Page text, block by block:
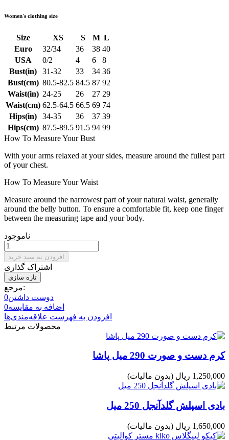
Women's clothing size
Size XS S M L
Euro
32/34 36 38 40
USA
0/2 4 6
8
Bust(in)
31-32 33 34 36
Bust(cm) 80.5-82.5 84.5 87 92
Waist(in) 24-25 26 27 29
Waist(cm) 62.5-64.5 66.5 69 74
Hips(in)
34-35 36 37 39
Hips(cm) 87.5-89.5 91.5 94 99
How To Measure Your Bust
With your arms relaxed at your sides, measure around the fullest part
of your chest.
How To Measure Your Waist
Measure around the narrowest part of your natural waist, generally
around the belly button. To ensure a comfortable fit, keep one finger
between the measuring tape and your body.
ناموجود
افزودن به سبد خرید
اشتراک گذاری
مرجع:
دوست داشتن0
اضافه به مقایسه0
افزودن به فهرست علاقه‌مندی‌ها
محصولات مرتبط
کرم دست و صورت 290 میل پاشا
1,250,000 ریال (بدون مالیات)
بادی اسپلش گلدآنجل 250 میل
1,650,000 ریال (بدون مالیات)